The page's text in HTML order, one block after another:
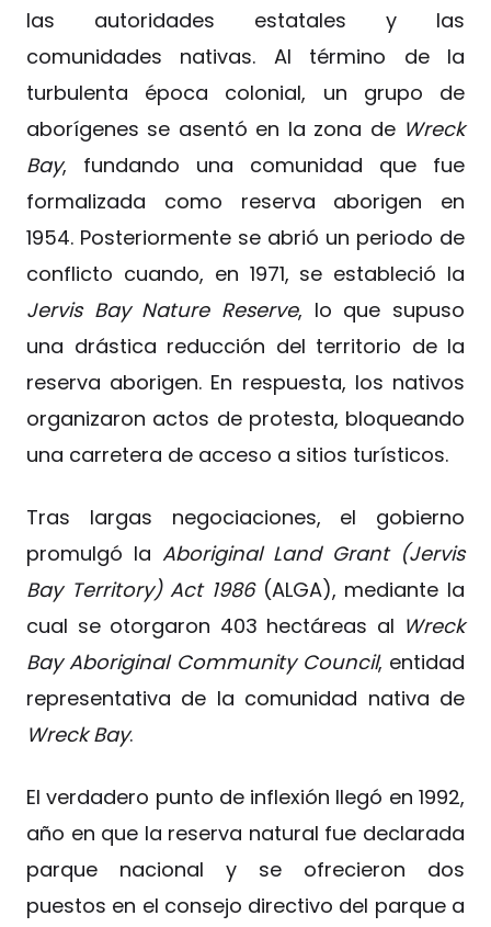
las autoridades estatales y las
comunidades nativas. Al término de la
turbulenta época colonial, un grupo de
aborígenes se asentó en la zona de Wreck
Bay, fundando una comunidad que fue
formalizada como reserva aborigen en
1954. Posteriormente se abrió un periodo de
conflicto cuando, en 1971, se estableció la
Jervis Bay Nature Reserve, lo que supuso
una drástica reducción del territorio de la
reserva aborigen. En respuesta, los nativos
organizaron actos de protesta, bloqueando
una carretera de acceso a sitios turísticos.
Tras largas negociaciones, el gobierno
promulgó la Aboriginal Land Grant (Jervis
Bay Territory) Act 1986(ALGA), mediante la
cual se otorgaron 403 hectáreas al Wreck
Bay Aboriginal Community Council, entidad
representativa de la comunidad nativa de
Wreck Bay.
El verdadero punto de inflexión llegó en 1992,
año en que la reserva natural fue declarada
parque nacional y se ofrecieron dos
puestos en el consejo directivo del parque a